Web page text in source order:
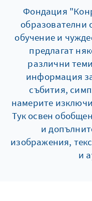
Фондация
образователни
обучение и
предлагат
различни
информация
събития,
намерите
Тук освен
и
изображения,
и